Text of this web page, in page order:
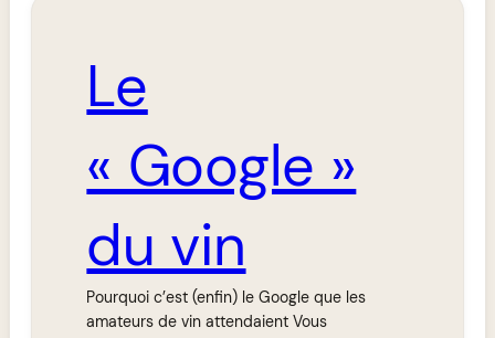
Le
« Google »
du vin
Pourquoi c’est (enfin) le Google que les
amateurs de vin attendaient Vous